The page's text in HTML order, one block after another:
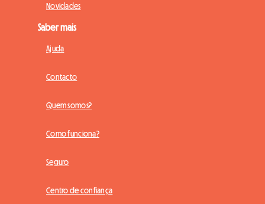
Novidades
Saber mais
Ajuda
Contacto
Quem somos?
Como funciona?
Seguro
Centro de confiança